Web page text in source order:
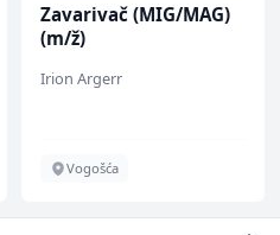
Zavarivač (MIG/MAG)
(m/ž)
Irion Argerr
Vogošća